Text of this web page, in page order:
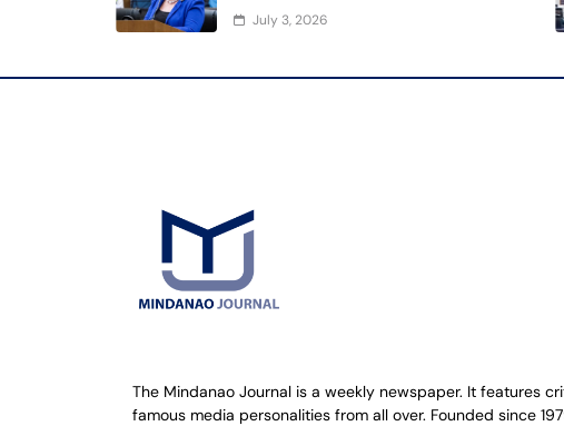
July 3, 2026
The Mindanao Journal is a weekly newspaper. It features
famous media personalities from all over. Founded since